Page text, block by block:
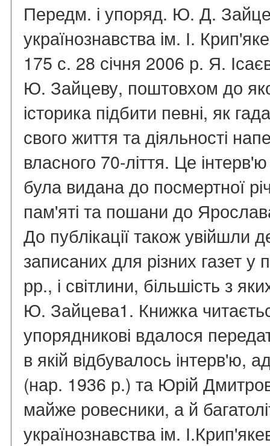
Передм. і упоряд. Ю. Д.
українознавства ім. І.
175 с. 28 січня 2006 р. Я.
Ю. Зайцеву, поштовхом до
історика підбити певні, як
свого життя та діяльності
власного 70-ліття. Це
була видана до посмертної
пам'яті та пошани до
До публікації також увійшли
записаних для різних газет у
рр., і світлини, більшість з
Ю. Зайцева1. Книжка
упорядникові вдалося
в якій відбувалось інтерв'ю,
(нар. 1936 р.) та Юрій
майже ровесники, а й
українознавства ім.